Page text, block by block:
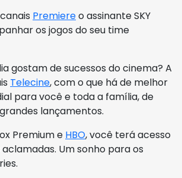
Premiereo assinante SKY
os jogos do seu time
gostam de sucessos do cinema? A
Telecine, com o que há de melhor
para você e toda a família, de
lançamentos.
Premium e HBO, você terá acesso
Um sonho para os